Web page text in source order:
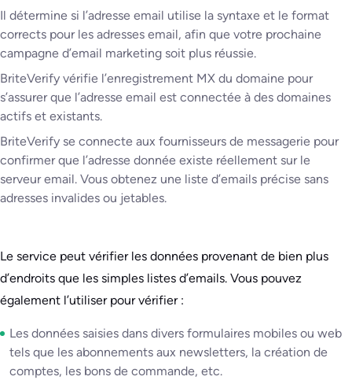
Il détermine si l’adresse email utilise la syntaxe et le format
corrects pour les adresses email, afin que votre prochaine
campagne d’email marketing soit plus réussie.
BriteVerify vérifie l’enregistrement MX du domaine pour
s’assurer que l’adresse email est connectée à des domaines
actifs et existants.
BriteVerify se connecte aux fournisseurs de messagerie pour
confirmer que l’adresse donnée existe réellement sur le
serveur email. Vous obtenez une liste d’emails précise sans
adresses invalides ou jetables.
Le service peut vérifier les données provenant de bien plus
d’endroits que les simples listes d’emails. Vous pouvez
également l’utiliser pour vérifier :
Les données saisies dans divers formulaires mobiles ou web
tels que les abonnements aux newsletters, la création de
comptes, les bons de commande, etc.